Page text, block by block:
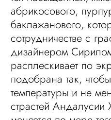
абрикосового,
баклажанового,
сотрудничестве с
дизайнером
расплескивает по
подобрана так,
температуры и не
страстей